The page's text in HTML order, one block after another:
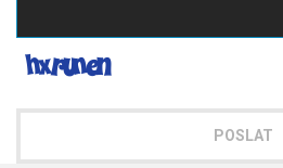
POSLAT